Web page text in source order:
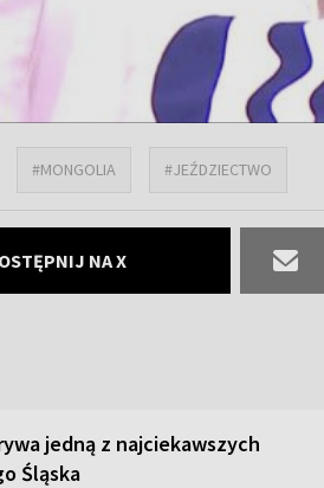
#MONGOLIA #JEŹDZIECTWO
NA X
jedną z najciekawszych
Śląska